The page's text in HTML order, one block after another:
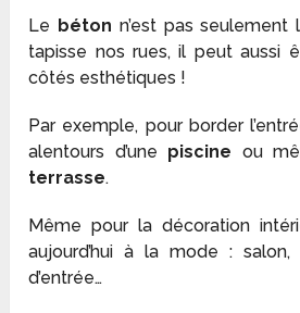
Le béton n’est pas
tapisse nos rues, il peut aussi
côtés esthétiques !
Par exemple, pour border
alentours d’une piscine ou
terrasse.
Même pour la décoration
aujourd’hui à la mode :
d’entrée…